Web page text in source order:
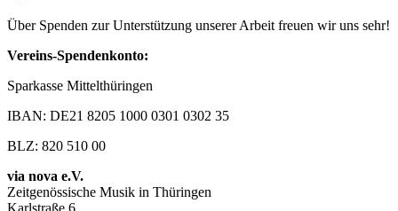
Über Spenden zur Unterstützung unserer Arbeit freuen wir uns sehr!
Vereins-Spendenkonto:
Sparkasse Mittelthüringen
IBAN: DE21 8205 1000 0301 0302 35
BLZ: 820 510 00
via nova e.V.
Zeitgenössische Musik in Thüringen
Karlstraße 6